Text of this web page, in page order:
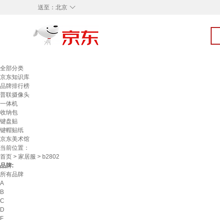
◇
送至： 北京
全部分类
京东知识库
品牌排行榜
普联摄像头
一体机
收纳包
键盘贴
键帽贴纸
京东美术馆
当前位置：
首页 > 家居服 > b2802
品牌:
所有品牌
A
B
C
D
F